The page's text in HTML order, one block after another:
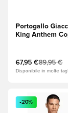
Portogallo
King Anthem
67,95 €89,95 €
Disponibile in molte
Apre una
-20%